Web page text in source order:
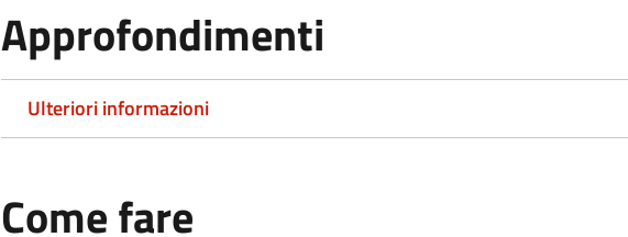
Approfondimenti
Ulteriori informazioni
Come fare